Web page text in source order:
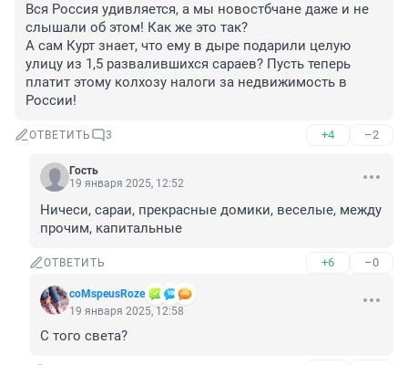
Вся Россия удивляется, а мы новостбчане даже и не
слышали об этом! Как же это так?
А сам Курт знает, что ему в дыре подарили целую
улицу из 1,5 развалившихся сараев? Пусть теперь
платит этому колхозу налоги за недвижимость в
России!
ОТВЕТИТЬ 3 +4 –2
Гость
19 января 2025, 12:52
Ничеси, сараи, прекрасные домики, веселые, между
прочим, капитальные
ОТВЕТИТЬ +6 –0
coMspeusRoze
19 января 2025, 12:58
С того света?